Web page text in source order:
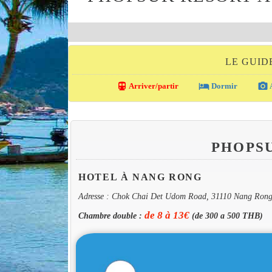
LE
directions_transit Arriver/partir local_hotel Dormir photo_camera
HOTEL À NANG RONG
Adresse : Chok Chai Det Udom Road, 31110 Nang Rong
Chambre double : de 8 à 13€(de 300 a 500 THB)